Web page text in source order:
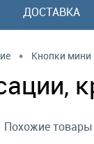
ДОСТАВКА
• Кнопки мини
Похожие товары